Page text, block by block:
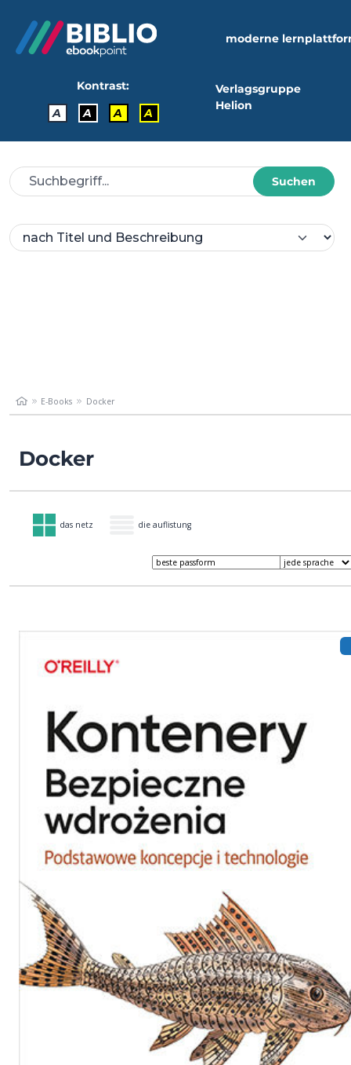
moderne
Kontrast:
A
A A A
Verlagsgruppe
Helion
Suchen
E-Books Docker
Docker
das netz die auflistung